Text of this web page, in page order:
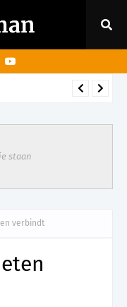
staan
verbindt